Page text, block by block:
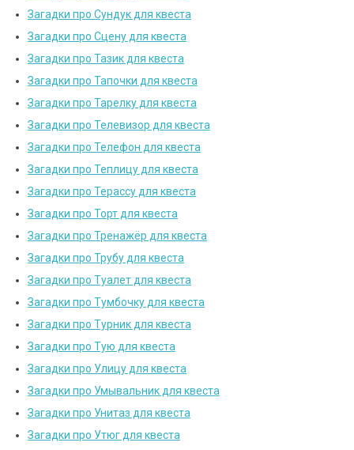
Загадки про Сундук для квеста
Загадки про Сцену для квеста
Загадки про Тазик для квеста
Загадки про Тапочки для квеста
Загадки про Тарелку для квеста
Загадки про Телевизор для квеста
Загадки про Телефон для квеста
Загадки про Теплицу для квеста
Загадки про Терассу для квеста
Загадки про Торт для квеста
Загадки про Тренажёр для квеста
Загадки про Трубу для квеста
Загадки про Туалет для квеста
Загадки про Тумбочку для квеста
Загадки про Турник для квеста
Загадки про Тую для квеста
Загадки про Улицу для квеста
Загадки про Умывальник для квеста
Загадки про Унитаз для квеста
Загадки про Утюг для квеста